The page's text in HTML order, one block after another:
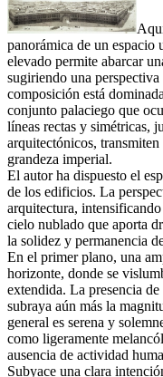
panorámica de un espacio
elevado permite abarcar
sugiriendo una
composición está
conjunto palaciego que
líneas rectas y simétricas,
arquitectónicos,
grandeza imperial.
El autor ha dispuesto el
de los edificios. La
arquitectura,
cielo nublado que aporta
la solidez y permanencia
En el primer plano, una
horizonte, donde se
extendida. La presencia
subraya aún más la
general es serena y
como ligeramente
ausencia de actividad
Subyace una clara